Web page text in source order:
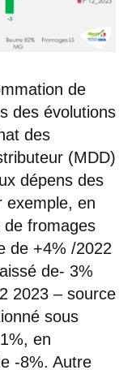
de
des évolutions
des
(MDD)
dépens des
exemple, en
de fromages
de +4% /2022
de- 3%
2023 – source
sous
en
-8%. Autre